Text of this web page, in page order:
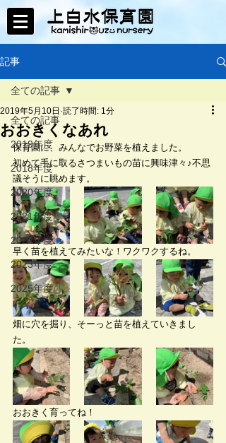
記事
全ての記事
2019年度
2018年度
2020年度
2021年度
2022年度
2023年度
2025年度
全ての記事
おおきくなあれ
2019年5月10日 読了時間: 1分
保育園に、みんなでお野菜を植えました。
初めて手に取るさつまいもの苗に興味津々♪不思
議そうに眺めます。
早く苗を植えてみたいな！ワクワクするね。
畑に穴を掘り、そーっと苗を植えていきまし
た。
おおきく育ってね！